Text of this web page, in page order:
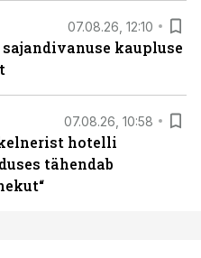
07.08.26, 12:10
kaupluse
07.08.26, 10:58
hotelli
tähendab